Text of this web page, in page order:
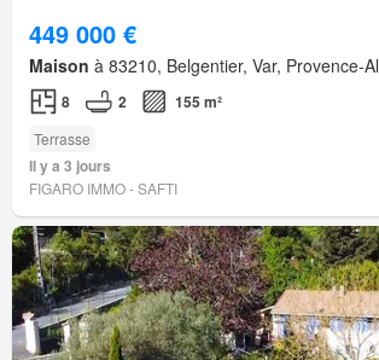
449 000 €
Maison à 83210, Belgentier, Var, Provence-
8 2 155 m²
Terrasse
Il y a 3 jours
FIGARO IMMO - SAFTI